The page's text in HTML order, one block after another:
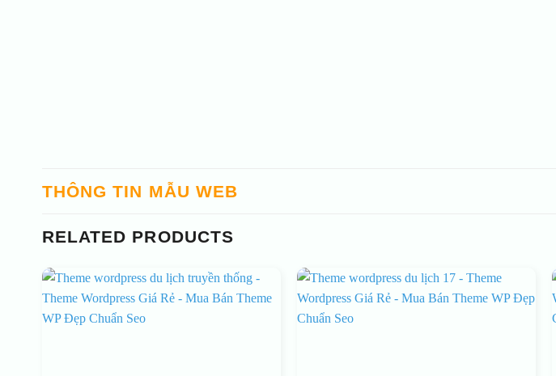
THÔNG TIN MẪU WEB
RELATED PRODUCTS